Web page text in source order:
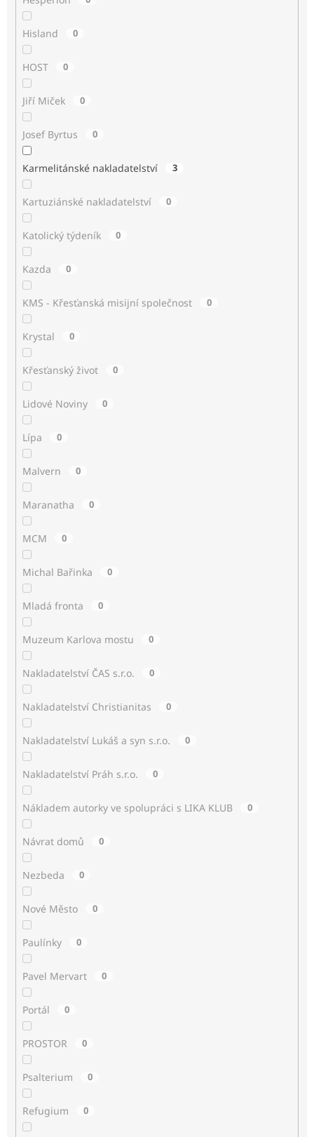
Hisland 0
HOST 0
Jiří Miček 0
Josef Byrtus 0
Karmelitánské nakladatelství 3
Kartuziánské nakladatelství 0
Katolický týdeník 0
Kazda 0
KMS - Křesťanská misijní společnost 0
Krystal 0
Křesťanský život 0
Lidové Noviny 0
Lípa 0
Malvern 0
Maranatha 0
MCM 0
Michal Bařinka 0
Mladá fronta 0
Muzeum Karlova mostu 0
Nakladatelství ČAS s.r.o. 0
Nakladatelství Christianitas 0
Nakladatelství Lukáš a syn s.r.o. 0
Nakladatelství Práh s.r.o. 0
Nákladem autorky ve spolupráci s LIKA KLUB 0
Návrat domů 0
Nezbeda 0
Nové Město 0
Paulínky 0
Pavel Mervart 0
Portál 0
PROSTOR 0
Psalterium 0
Refugium 0